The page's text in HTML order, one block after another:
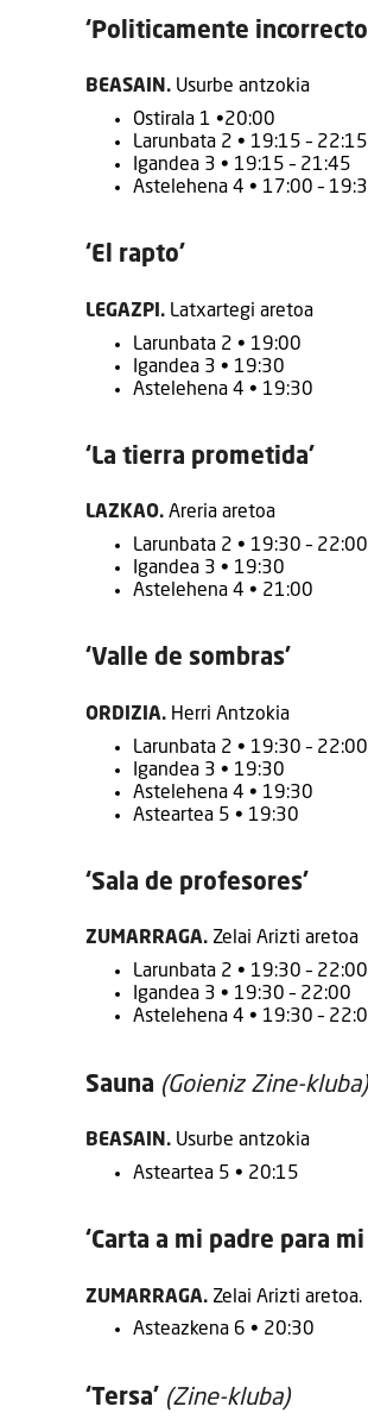
‘Politicamente
BEASAIN. Usurbe antzokia
Ostirala 1 •20:00
Larunbata 2 • 19:15 – 22:15
Igandea 3 • 19:15 – 21:45
Astelehena 4 • 17:00 –
‘El rapto’
LEGAZPI. Latxartegi aretoa
Larunbata 2 • 19:00
Igandea 3 • 19:30
Astelehena 4 • 19:30
‘La tierra prometida’
LAZKAO. Areria aretoa
Larunbata 2 • 19:30 – 22:00
Igandea 3 • 19:30
Astelehena 4 • 21:00
‘Valle de sombras’
ORDIZIA. Herri Antzokia
Larunbata 2 • 19:30 – 22:00
Igandea 3 • 19:30
Astelehena 4 • 19:30
Asteartea 5 • 19:30
‘Sala de profesores’
ZUMARRAGA. Zelai Arizti aretoa
Larunbata 2 • 19:30 – 22:00
Igandea 3 • 19:30 – 22:00
Astelehena 4 • 19:30 –
Sauna (Goieniz Zine-kluba)
BEASAIN. Usurbe antzokia
Asteartea 5 • 20:15
‘Carta a mi padre para mi
ZUMARRAGA. Zelai Arizti
Asteazkena 6 • 20:30
‘Tersa’ (Zine-kluba)